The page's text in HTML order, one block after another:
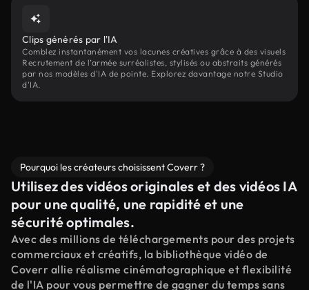
Clips générés par l'IA
Comblez instantanément vos lacunes créatives grâce à des visuels
Recrutement de l’armée surréalistes, stylisés ou abstraits générés
par nos modèles d'IA de pointe. Explorez davantage notre Studio
d'IA.
Pourquoi les créateurs choisissent Coverr ?
Utilisez des vidéos originales et des vidéos IA
pour une qualité, une rapidité et une
sécurité optimales.
Avec des millions de téléchargements pour des projets
commerciaux et créatifs, la bibliothèque vidéo de
Coverr allie réalisme cinématographique et flexibilité
de l'IA pour vous permettre de gagner du temps sans